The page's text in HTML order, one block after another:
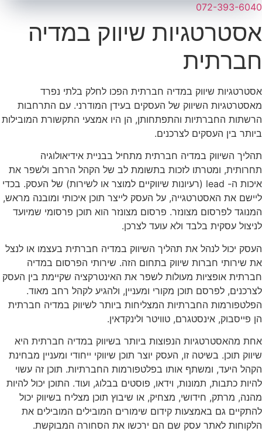
072-393-6040
אסטרטגיות שיווק במדיה
חברתית
אסטרטגיות שיווק במדיה חברתית הפכו לחלק בלתי נפרד
מאסטרטגיות השיווק של העסקים בעידן המודרני. עם התרחבות
הרשתות החברתיות והתפתחותן, הן היו אמצעי התקשורת המובילות
ביותר בין העסקים לצרכנים.
תהליך השיווק במדיה חברתית מתחיל בבניית אידיאולוגיה
תחרותית, ומטרתו לזכות בתשומת לב של הקהל הרחב ולשפר את
איכות ה- lead (רעיונות שיווקיים למוצר או לשירות) של העסק. בכדי
ליישם את האסטרטגייה, על העסק לייצר תוכן איכותי ומובנה מראש,
המנוגד לפרסום מצונזר. פרסום מצונזר הוא תוכן פרסומי שמיועד
לניצול עסקית בלבד ולא עועד לצרכן.
העסק יכול לנהל את תהליך השיווק במדיה חברתית בעצמו או לנצל
את שירותי חברות שיווק בתחום הזה. שירותי הפרסום במדיה
חברתית אופציות מעולות לשפר את האינטרקציה שקיימת בין העסק
לצרכנים, לפרסם תוכן מקורי ומעניין, ולהגיע לקהל רחב מאוד.
הפלטפורמות החברתיות המצליחות ביותר לשיווק במדיה חברתית
הן פייסבוק, אינסטגרם, טוויטר ולינקדאין.
אחת מהאסטרטגיות הנפוצות ביותר בשיווק במדיה חברתית היא
שיווק תוכן. בשיטה זו, העסק יוצר תוכן שיווקי ייחודי ומעניין מבחינת
הקהל היעד, ומשתף אותו בפלטפורמות החברתיות. תוכן זה עשוי
להיות כתבות, תמונות, וידאו, פוסטים בבלוג, ועוד. התוכן יכול להיות
מהנה, מרתק, חידושי, מצחיק, או שיבוץ תוכן מצליח בשיווק יכול
להתקיים גם באמצעות קידום שימורים המובילים המובילים את
הלקוחות לאתר עסק שם הם ירכשו את הסחורה המבוקשת.